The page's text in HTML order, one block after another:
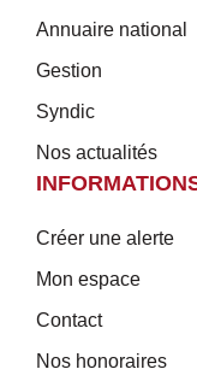
Annuaire national
Gestion
Syndic
Nos actualités
Créer une alerte
Mon espace
Contact
Nos honoraires